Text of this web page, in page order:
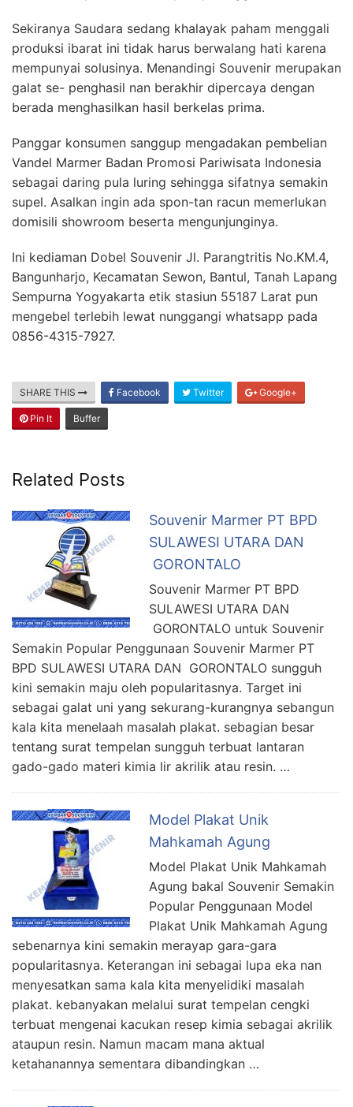
Sekiranya Saudara sedang khalayak paham menggali
produksi ibarat ini tidak harus berwalang hati karena
mempunyai solusinya. Menandingi Souvenir merupakan
galat se- penghasil nan berakhir dipercaya dengan
berada menghasilkan hasil berkelas prima.
Panggar konsumen sanggup mengadakan pembelian
Vandel Marmer Badan Promosi Pariwisata Indonesia
sebagai daring pula luring sehingga sifatnya semakin
supel. Asalkan ingin ada spon-tan racun memerlukan
domisili showroom beserta mengunjunginya.
Ini kediaman Dobel Souvenir Jl. Parangtritis No.KM.4,
Bangunharjo, Kecamatan Sewon, Bantul, Tanah Lapang
Sempurna Yogyakarta etik stasiun 55187 Larat pun
mengebel terlebih lewat nunggangi whatsapp pada
0856-4315-7927.
SHARE THIS Facebook Twitter Google+
Pin It Buffer
Related Posts
Souvenir Marmer PT BPD
SULAWESI UTARA DAN
GORONTALO
Souvenir Marmer PT BPD
SULAWESI UTARA DAN
GORONTALO untuk Souvenir
Semakin Popular Penggunaan Souvenir Marmer PT
BPD SULAWESI UTARA DAN GORONTALO sungguh
kini semakin maju oleh popularitasnya. Target ini
sebagai galat uni yang sekurang-kurangnya sebangun
kala kita menelaah masalah plakat. sebagian besar
tentang surat tempelan sungguh terbuat lantaran
gado-gado materi kimia lir akrilik atau resin. …
Model Plakat Unik
Mahkamah Agung
Model Plakat Unik Mahkamah
Agung bakal Souvenir Semakin
Popular Penggunaan Model
Plakat Unik Mahkamah Agung
sebenarnya kini semakin merayap gara-gara
popularitasnya. Keterangan ini sebagai lupa eka nan
menyesatkan sama kala kita menyelidiki masalah
plakat. kebanyakan melalui surat tempelan cengki
terbuat mengenai kacukan resep kimia sebagai akrilik
ataupun resin. Namun macam mana aktual
ketahanannya sementara dibandingkan …